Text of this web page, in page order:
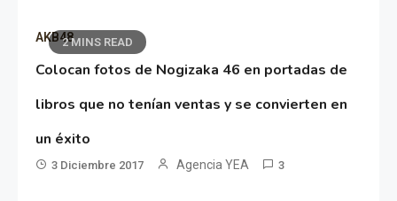
2 MINS READ
AKB48
Colocan fotos de Nogizaka 46 en portadas de
libros que no tenían ventas y se convierten en
un éxito
3 Diciembre 2017 Agencia YEA 3